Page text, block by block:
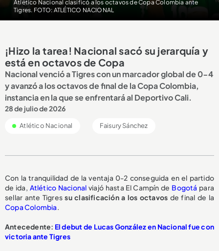
Atlético Nacional clasificó a los octavos de Copa Colombia ante
Tigres. FOTO: ATLÉTICO NACIONAL
¡Hizo la tarea! Nacional sacó su jerarquía y
está en octavos de Copa
Nacional venció a Tigres con un marcador global de 0-4
y avanzó a los octavos de final de la Copa Colombia,
instancia en la que se enfrentará al Deportivo Cali.
28 de julio de 2026
Atlético Nacional Faisury Sánchez
Con la tranquilidad de la ventaja 0-2 conseguida en el partido
de ida, Atlético Nacional viajó hasta El Campín de Bogotá para
sellar ante Tigressu clasificación a los octavos de final de la
Copa Colombia.
Antecedente: El debut de Lucas González en Nacional fue con
victoria ante Tigres